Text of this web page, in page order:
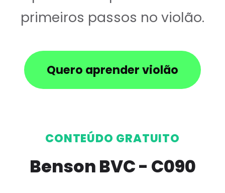
primeiros passos no violão.
Quero aprender violão
CONTEÚDO GRATUITO
Benson BVC - C090